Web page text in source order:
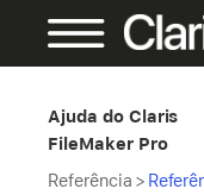
Ajuda do Claris
FileMaker Pro
Referência >